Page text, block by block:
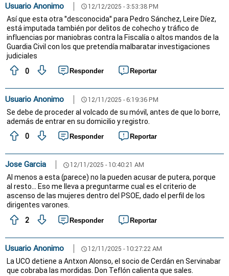
Usuario Anonimo schedule 12/12/2025 - 3:53:38 PM
Así que esta otra "desconocida" para Pedro Sánchez, Leire Díez,
está imputada también por delitos de cohecho y tráfico de
influencias por maniobras contra la Fiscalía o altos mandos de la
Guardia Civil con los que pretendía malbaratar investigaciones
judiciales
0
Responder Reportar
Usuario Anonimo schedule 12/11/2025 - 6:19:36 PM
Se debe de proceder al volcado de su móvil, antes de que lo borre,
además de entrar en su domicilio y registro.
0
Responder Reportar
Jose Garcia schedule 12/11/2025 - 10:40:21 AM
Al menos a esta (parece) no la pueden acusar de putera, porque
al resto... Eso me lleva a preguntarme cual es el criterio de
ascenso de las mujeres dentro del PSOE, dado el perfil de los
dirigentes varones.
2
Responder Reportar
Usuario Anonimo schedule 12/11/2025 - 10:27:22 AM
La UCO detiene a Antxon Alonso, el socio de Cerdán en Servinabar
que cobraba las mordidas. Don Teflón calienta que sales.